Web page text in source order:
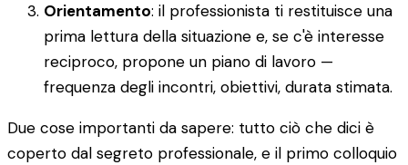
Orientamento: il professionista ti restituisce una
prima lettura della situazione e, se c'è interesse
reciproco, propone un piano di lavoro —
frequenza degli incontri, obiettivi, durata stimata.
Due cose importanti da sapere: tutto ciò che dici è
coperto dal segreto professionale, e il primo colloquio